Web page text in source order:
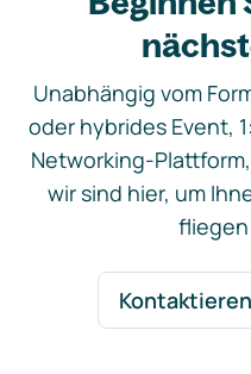
Unabhängig vom
oder hybrides Event,
Networking-
wir sind hier, um
fliegen